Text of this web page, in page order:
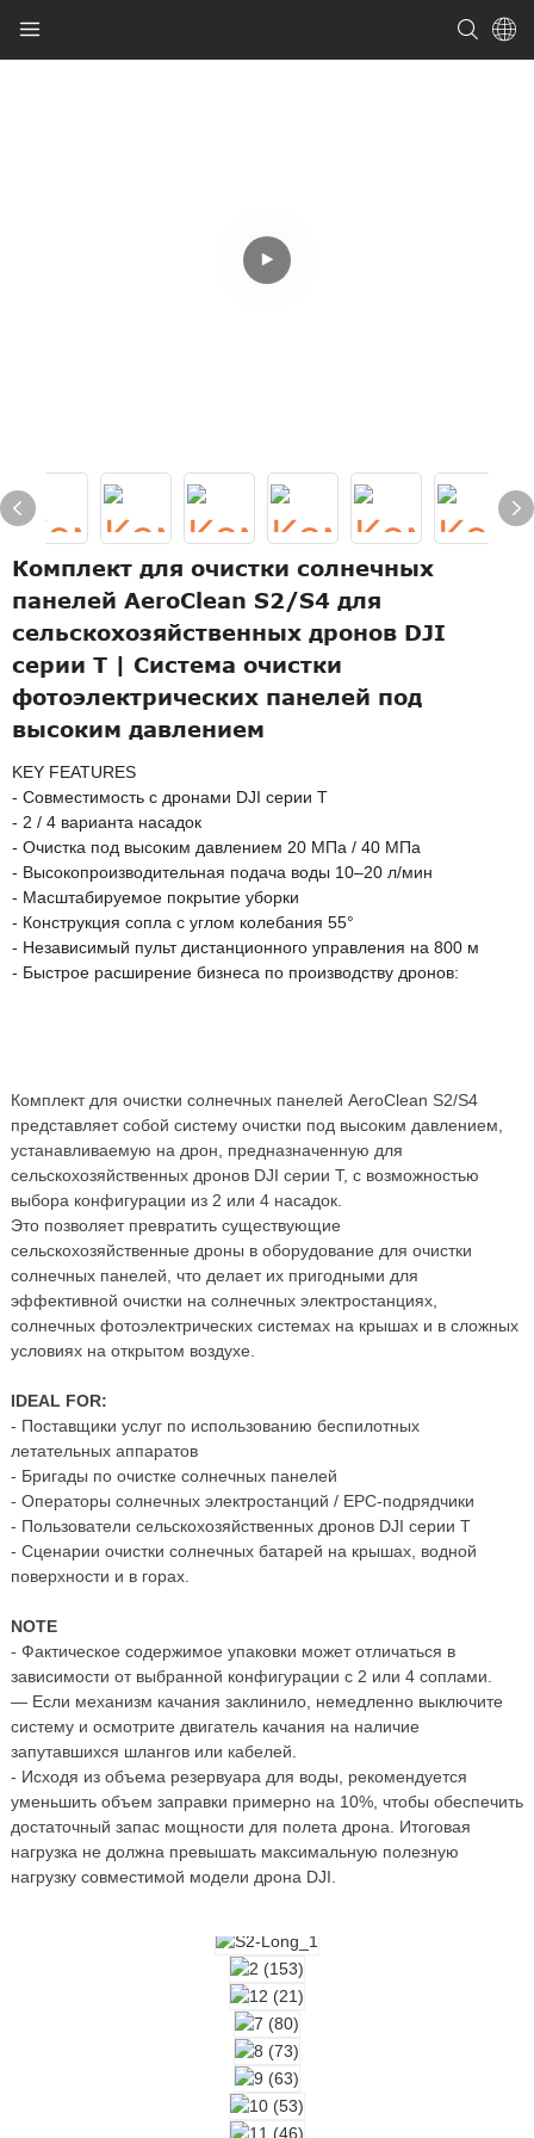
Комплект для очистки солнечных
панелей AeroClean S2/S4 для
сельскохозяйственных дронов DJI
серии T | Система очистки
фотоэлектрических панелей под
высоким давлением
KEY FEATURES
- Совместимость с дронами DJI серии T
- 2 / 4 варианта насадок
- Очистка под высоким давлением 20 МПа / 40 МПа
- Высокопроизводительная подача воды 10–20 л/мин
- Масштабируемое покрытие уборки
- Конструкция сопла с углом колебания 55°
- Независимый пульт дистанционного управления на 800 м
- Быстрое расширение бизнеса по производству дронов:
Комплект для очистки солнечных панелей AeroClean S2/S4
представляет собой систему очистки под высоким давлением,
устанавливаемую на дрон, предназначенную для
сельскохозяйственных дронов DJI серии T, с возможностью
выбора конфигурации из 2 или 4 насадок.
Это позволяет превратить существующие
сельскохозяйственные дроны в оборудование для очистки
солнечных панелей, что делает их пригодными для
эффективной очистки на солнечных электростанциях,
солнечных фотоэлектрических системах на крышах и в сложных
условиях на открытом воздухе.
IDEAL FOR:
- Поставщики услуг по использованию беспилотных
летательных аппаратов
- Бригады по очистке солнечных панелей
- Операторы солнечных электростанций / EPC-подрядчики
- Пользователи сельскохозяйственных дронов DJI серии T
- Сценарии очистки солнечных батарей на крышах, водной
поверхности и в горах.
NOTE
- Фактическое содержимое упаковки может отличаться в
зависимости от выбранной конфигурации с 2 или 4 соплами.
— Если механизм качания заклинило, немедленно выключите
систему и осмотрите двигатель качания на наличие
запутавшихся шлангов или кабелей.
- Исходя из объема резервуара для воды, рекомендуется
уменьшить объем заправки примерно на 10%, чтобы обеспечить
достаточный запас мощности для полета дрона. Итоговая
нагрузка не должна превышать максимальную полезную
нагрузку совместимой модели дрона DJI.